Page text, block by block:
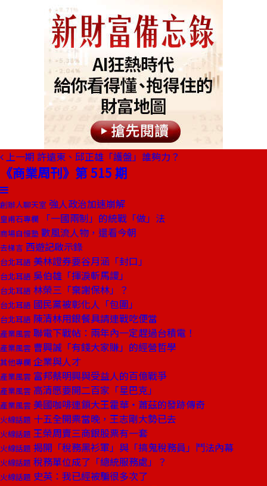
上一期 許遠東、邱正雄「護盤」誰夠力？
《商業周刊》第 515 期
創辦人聊天室 強人政治加速崩解
皇甫石專欄 「一國兩制」的統戰「做」法
商場自慢塾 數風流人物，還看今朝
去梯言 西遊記啟示錄
台北耳語 美林證券要谷月涵「封口」
台北耳語 吳伯雄「揮淚斬馬謖」
台北耳語 林榮三「棄謝保林」？
台北耳語 國民黨被彰化人「包圍」
台北耳語 陳清林用銀餐具請連戰吃便當
產業風雲 聯電下戰帖：兩年內一定趕過台積電！
產業風雲 曹興誠「有錢大家賺」的經營哲學
其他專欄 企業與人才
產業風雲 富邦蔡明興與受益人的百億戰爭
產業風雲 高清愿要開二百家「星巴克」
產業風雲 美國咖啡連鎖大王霍華‧蕭茲的發跡傳奇
火線話題 十五全開票當晚，王志剛大勢已去
火線話題 王榮周賣三商銀股票有一套
火線話題 揭開「稅務黑衫軍」與「搞鬼稅務員」鬥法內幕
火線話題 稅務單位成了「總統服務處」？
火線話題 史英：我已經被騙很多次了